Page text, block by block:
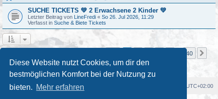
Diese Website nutzt Cookies, um dir den
bestmöglichen Komfort bei der Nutzung zu
bieten. Mehr erfahren
SUCHE TICKETS 💚 2 Erwachsene 2 Kinder 💚
Letzter Beitrag von LineFredi « So 26. Jul 2026, 11:29
Verfasst in Suche & Biete Tickets
40
Foren-Übersicht UTC+02:00